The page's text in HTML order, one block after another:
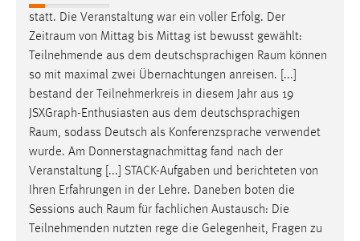
statt. Die Veranstaltung war ein voller Erfolg. Der
Zeitraum von Mittag bis Mittag ist bewusst gewählt:
Teilnehmende aus dem deutschsprachigen Raum können
so mit maximal zwei Übernachtungen anreisen. [...]
bestand der Teilnehmerkreis in diesem Jahr aus 19
JSXGraph-Enthusiasten aus dem deutschsprachigen
Raum, sodass Deutsch als Konferenzsprache verwendet
wurde. Am Donnerstagnachmittag fand nach der
Veranstaltung [...] STACK-Aufgaben und berichteten von
Ihren Erfahrungen in der Lehre. Daneben boten die
Sessions auch Raum für fachlichen Austausch: Die
Teilnehmenden nutzten rege die Gelegenheit, Fragen zu
EXTERNE MEDIEN
Um Inhalte von Videoplattformen und Social Media
Plattformen anzeigen zu können, werden von diesen
externen Medien Cookies gesetzt.
YouTube
Vimeo